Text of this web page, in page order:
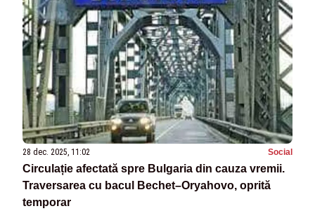
28 dec. 2025, 11:02 Social
Circulație afectată spre Bulgaria din cauza vremii.
Traversarea cu bacul Bechet–Oryahovo, oprită
temporar